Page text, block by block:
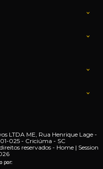
LTDA ME, Rua Henrique Lage -
025 - Criciúma - SC
reservados - Home | Session